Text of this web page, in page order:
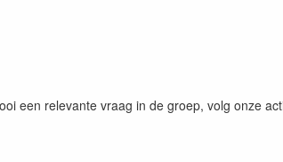
een relevante vraag in de groep, volg onze